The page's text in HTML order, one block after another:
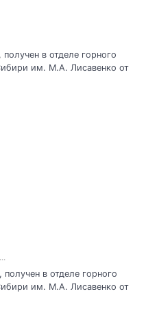
в отделе горного
им. М.А. Лисавенко от
в отделе горного
им. М.А. Лисавенко от